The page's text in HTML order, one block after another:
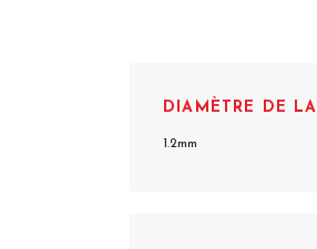
DIAMÈTRE DE LA
1.2mm